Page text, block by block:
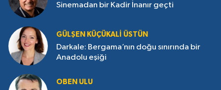
Sinemadan bir Kadir İnanır geçti
GÜLŞEN KÜÇÜKALI ÜSTÜN
Darkale: Bergama’nın doğu sınırında bir
Anadolu eşiği
OBEN ULU